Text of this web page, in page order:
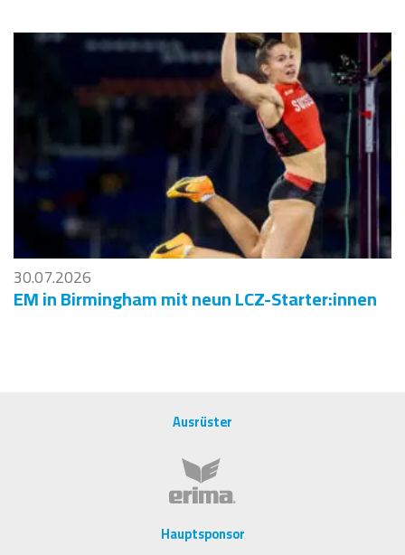
30.07.2026
EM in Birmingham mit neun LCZ-Starter:innen
Ausrüster
Hauptsponsor